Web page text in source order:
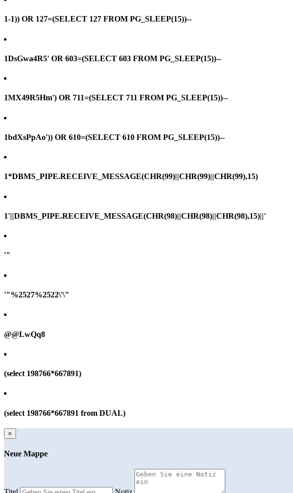
1-1)) OR 127=(SELECT 127 FROM PG_SLEEP(15))--
1DsGwa4R5' OR 603=(SELECT 603 FROM PG_SLEEP(15))--
1MX49R5Hm') OR 711=(SELECT 711 FROM PG_SLEEP(15))--
1bdXsPpAo')) OR 610=(SELECT 610 FROM PG_SLEEP(15))--
1*DBMS_PIPE.RECEIVE_MESSAGE(CHR(99)||CHR(99)||CHR(99),15)
1'||DBMS_PIPE.RECEIVE_MESSAGE(CHR(98)||CHR(98)||CHR(98),15)||'
'"
'"%2527%2522\'\"
@@LwQq8
(select 198766*667891)
(select 198766*667891 from DUAL)
×
Neue Mappe